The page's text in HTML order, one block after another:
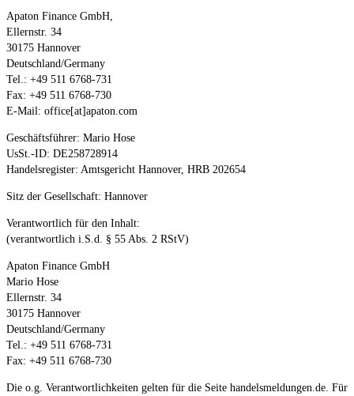
Apaton Finance GmbH,
Ellernstr. 34
30175 Hannover
Deutschland/Germany
Tel.: +49 511 6768-731
Fax: +49 511 6768-730
E-Mail: office[at]apaton.com
Geschäftsführer: Mario Hose
UsSt.-ID: DE258728914
Handelsregister: Amtsgericht Hannover, HRB 202654
Sitz der Gesellschaft: Hannover
Verantwortlich für den Inhalt:
(verantwortlich i.S.d. § 55 Abs. 2 RStV)
Apaton Finance GmbH
Mario Hose
Ellernstr. 34
30175 Hannover
Deutschland/Germany
Tel.: +49 511 6768-731
Fax: +49 511 6768-730
Die o.g. Verantwortlichkeiten gelten für die Seite handelsmeldungen.de. Für